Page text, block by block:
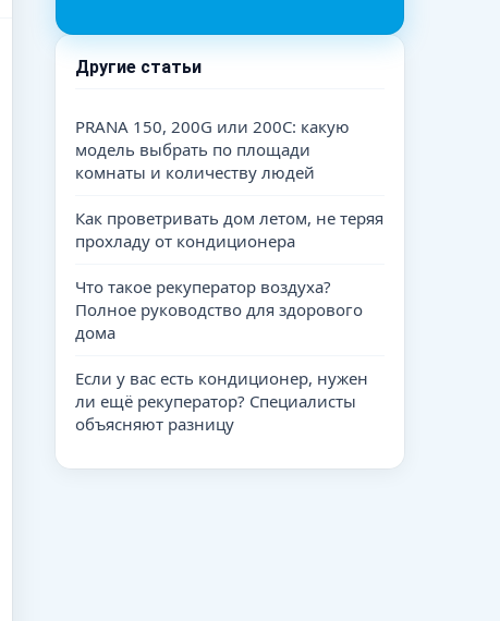
Другие статьи
PRANA 150, 200G или 200C: какую
модель выбрать по площади
комнаты и количеству людей
Как проветривать дом летом, не теряя
прохладу от кондиционера
Что такое рекуператор воздуха?
Полное руководство для здорового
дома
Если у вас есть кондиционер, нужен
ли ещё рекуператор? Специалисты
объясняют разницу